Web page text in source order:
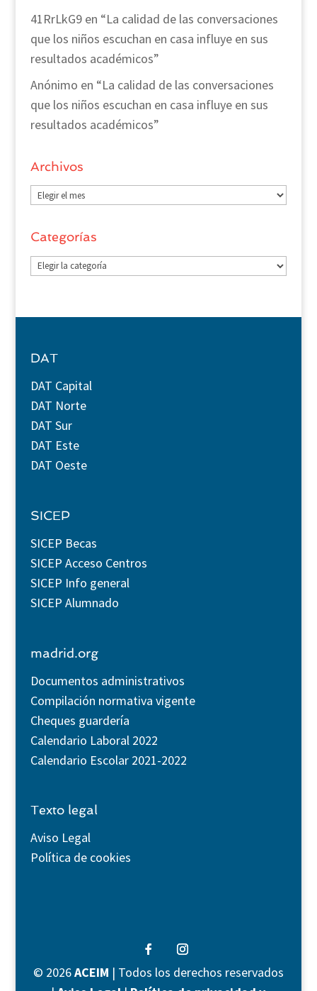
41RrLkG9en “La calidad de las conversaciones
que los niños escuchan en casa influye en sus
resultados académicos”
Anónimo en “La calidad de las conversaciones
que los niños escuchan en casa influye en sus
resultados académicos”
Archivos
Archivos
Categorías
Categorías
DAT
DAT Capital
DAT Norte
DAT Sur
DAT Este
DAT Oeste
SICEP
SICEP Becas
SICEP Acceso Centros
SICEP Info general
SICEP Alumnado
madrid.org
Documentos administrativos
Compilación normativa vigente
Cheques guardería
Calendario Laboral 2022
Calendario Escolar 2021-2022
Texto legal
Aviso Legal
Política de cookies
© 2026ACEIM | Todos los derechos reservados